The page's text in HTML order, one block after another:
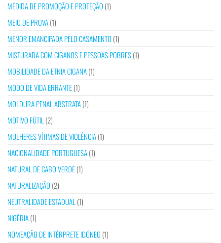
MEDIDA DE PROMOÇÃO E PROTEÇÃO (1)
MEIO DE PROVA(1)
MENOR EMANCIPADA PELO CASAMENTO (1)
MISTURADA COM CIGANOS E PESSOAS POBRES(1)
MOBILIDADE DA ETNIA CIGANA(1)
MODO DE VIDA ERRANTE(1)
MOLDURA PENAL ABSTRATA(1)
MOTIVO FÚTIL (2)
MULHERES VÍTIMAS DE VIOLÊNCIA(1)
NACIONALIDADE PORTUGUESA(1)
NATURAL DE CABO VERDE(1)
NATURALIZAÇÃO (2)
NEUTRALIDADE ESTADUAL (1)
NIGÉRIA(1)
NOMEAÇÃO DE INTÉRPRETE IDÓNEO (1)